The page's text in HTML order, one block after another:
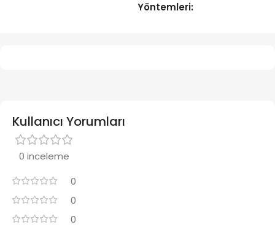
Yöntemleri:
Kullanıcı Yorumları
0 inceleme
0
0
0